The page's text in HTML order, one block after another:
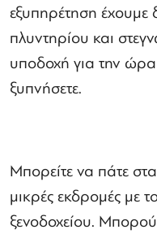
εξυπηρέτηση
πλυντηρίου και
υποδοχή για την ώρα
ξυπνήσετε.
Μπορείτε να πάτε
μικρές εκδρομές με
ξενοδοχείου.